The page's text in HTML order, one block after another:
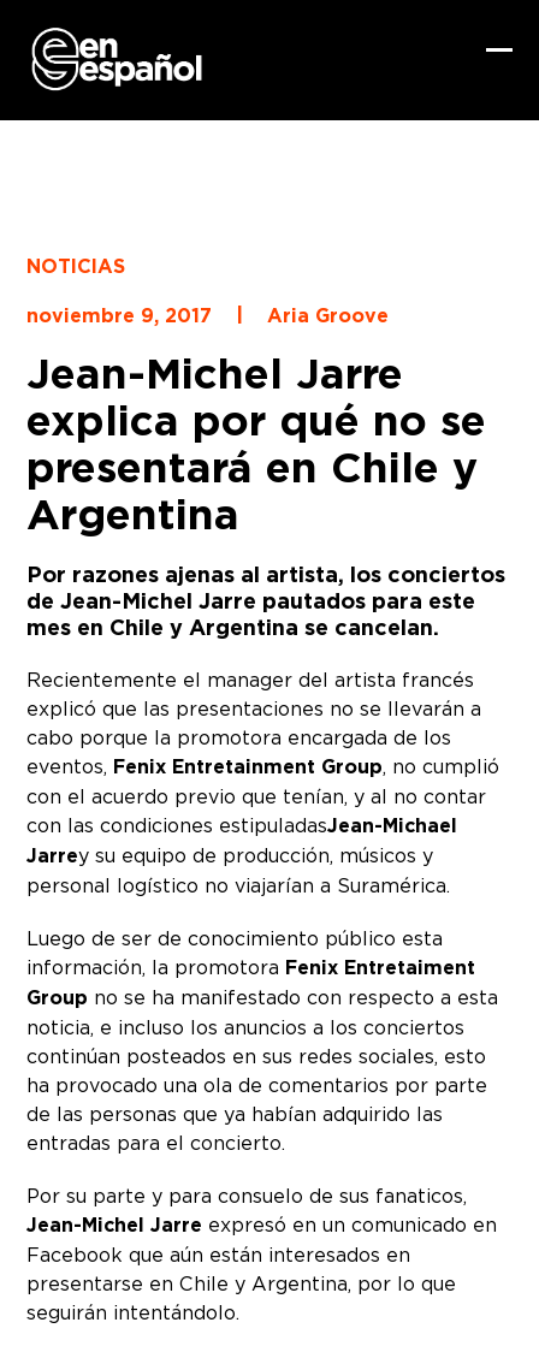
content
NOTICIAS
noviembre 9, 2017
| Aria Groove
Jean-Michel Jarre
explica por qué no se
presentará en Chile y
Argentina
Por razones ajenas al artista, los conciertos
de Jean-Michel Jarre pautados para este
mes en Chile y Argentina se cancelan.
Recientemente el manager del artista francés
explicó que las presentaciones no se llevarán a
cabo porque la promotora encargada de los
eventos, Fenix Entretainment Group, no cumplió
con el acuerdo previo que tenían, y al no contar
con las condiciones estipuladasJean-Michael
Jarrey su equipo de producción, músicos y
personal logístico no viajarían a Suramérica.
Luego de ser de conocimiento público esta
información, la promotora Fenix Entretaiment
Group no se ha manifestado con respecto a esta
noticia, e incluso los anuncios a los conciertos
continúan posteados en sus redes sociales, esto
ha provocado una ola de comentarios por parte
de las personas que ya habían adquirido las
entradas para el concierto.
Por su parte y para consuelo de sus fanaticos,
Jean-Michel Jarre expresó en un comunicado en
Facebook que aún están interesados en
presentarse en Chile y Argentina, por lo que
seguirán intentándolo.